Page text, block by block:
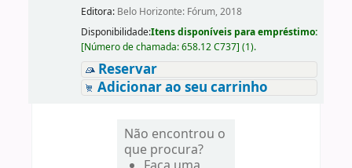
Editora: Belo Horizonte: Fórum, 2018
Disponibilidade:Itens disponíveis para empréstimo:
[Número de chamada:658.12 C737] (1).
Reservar
Adicionar ao seu carrinho
Não encontrou o
que procura?